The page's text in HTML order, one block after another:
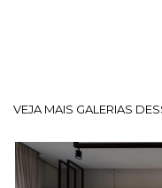
VEJA MAIS GALERIAS